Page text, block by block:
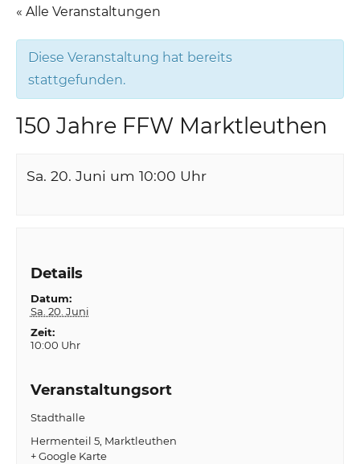
« Alle Veranstaltungen
Diese Veranstaltung hat bereits
stattgefunden.
150 Jahre FFW Marktleuthen
Sa. 20. Juni um 10:00 Uhr
Details
Datum:
Sa. 20. Juni
Zeit:
10:00 Uhr
Veranstaltungsort
Stadthalle
Hermenteil 5 Marktleuthen
+ Google Karte